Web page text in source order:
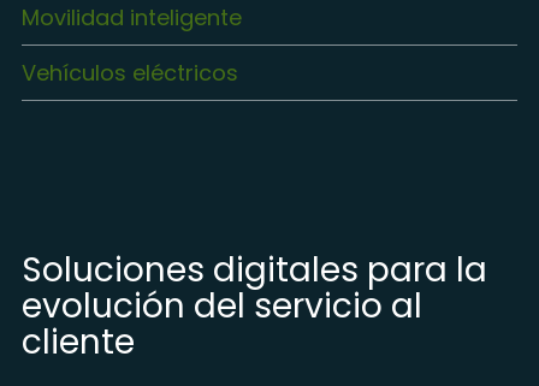
Movilidad inteligente
Vehículos eléctricos
Soluciones digitales para la
evolución del servicio al
cliente